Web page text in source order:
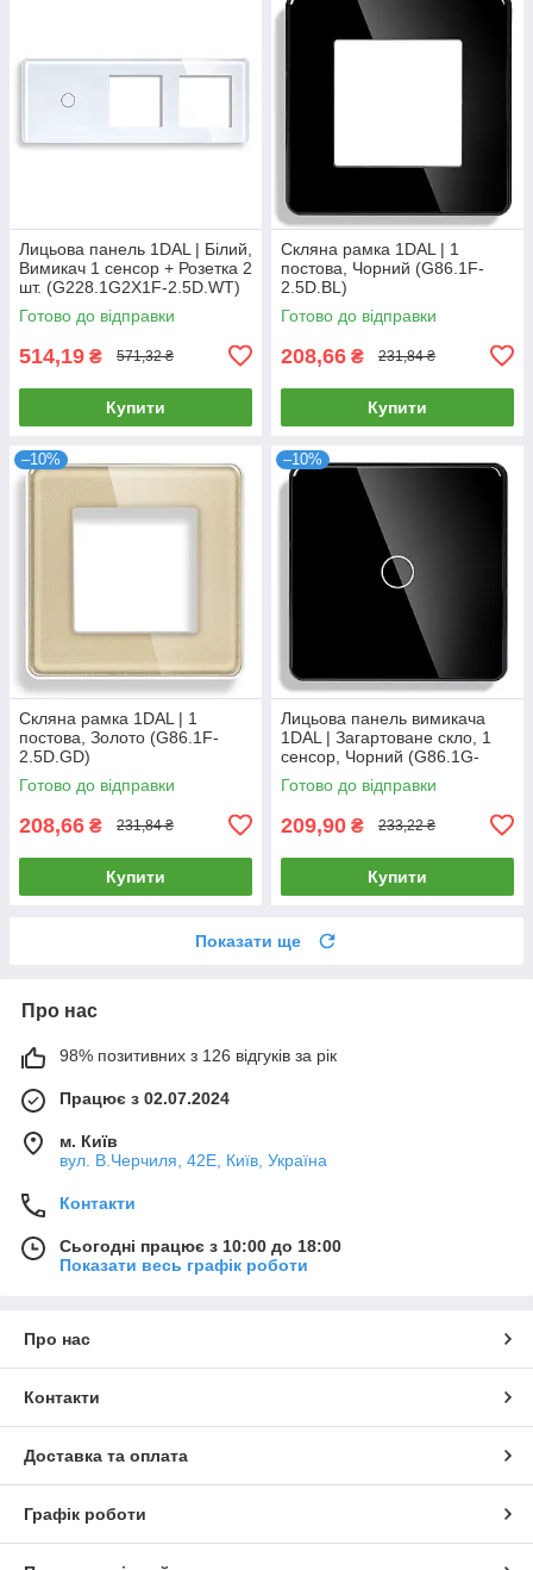
Лицьова панель 1DAL | Білий,
Вимикач 1 сенсор + Розетка 2
шт. (G228.1G2X1F-2.5D.WT)
Готово до відправки
514,19 ₴ 571,32 ₴
Купити
Скляна рамка 1DAL | 1
постова, Чорний (G86.1F-
2.5D.BL)
Готово до відправки
208,66 ₴ 231,84 ₴
Купити
–10%
Скляна рамка 1DAL | 1
постова, Золото (G86.1F-
2.5D.GD)
Готово до відправки
208,66 ₴ 231,84 ₴
Купити
–10%
Лицьова панель вимикача
1DAL | Загартоване скло, 1
сенсор, Чорний (G86.1G-
2.5D.BL)
Готово до відправки
209,90 ₴ 233,22 ₴
Купити
Показати ще
Про нас
98% позитивних з 126 відгуків за рік
Працює з 02.07.2024
м. Київ
вул. В.Черчиля, 42Е, Київ, Україна
Контакти
Сьогодні працює з 10:00 до 18:00
Показати весь графік роботи
Про нас
Контакти
Доставка та оплата
Графік роботи